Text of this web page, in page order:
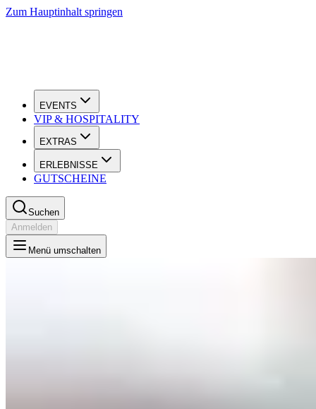
Zum Hauptinhalt springen
EVENTS
VIP & HOSPITALITY
EXTRAS
ERLEBNISSE
GUTSCHEINE
Suchen
Anmelden
Menü umschalten